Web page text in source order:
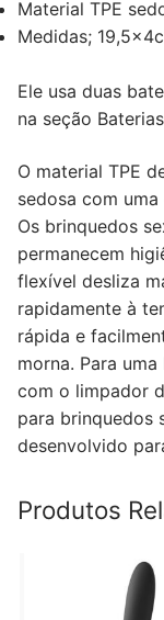
Material TPE
Medidas;
Ele usa duas
na seção
O material TPE
sedosa com
Os brinquedos
permanecem
flexível desliza
rapidamente à
rápida e
morna. Para
com o limpador
para brinquedos
desenvolvido
Produtos